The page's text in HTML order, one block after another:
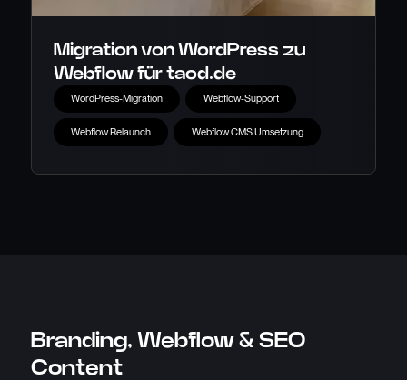
Migration von WordPress zu
Webflow für taod.de
WordPress-Migration Webflow-Support
Webflow Relaunch Webflow CMS Umsetzung
Branding, Webflow & SEO
Content